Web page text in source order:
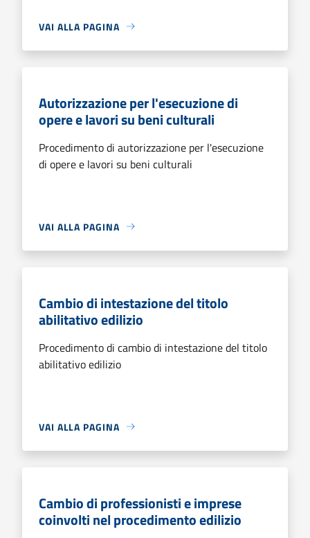
VAI ALLA PAGINA
Autorizzazione per l'esecuzione di
opere e lavori su beni culturali
Procedimento di autorizzazione per l'esecuzione
di opere e lavori su beni culturali
VAI ALLA PAGINA
Cambio di intestazione del titolo
abilitativo edilizio
Procedimento di cambio di intestazione del titolo
abilitativo edilizio
VAI ALLA PAGINA
Cambio di professionisti e imprese
coinvolti nel procedimento edilizio